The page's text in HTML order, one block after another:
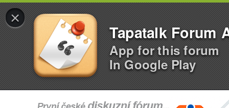
×
Tapatalk Forum
App for this forum
In Google Play